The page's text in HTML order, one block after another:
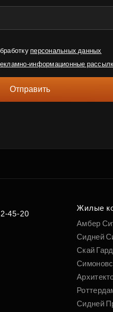
персональных данных
информационные
Отправить
45-20
Жилые
Амбер
Сидней
Скай
Сидней